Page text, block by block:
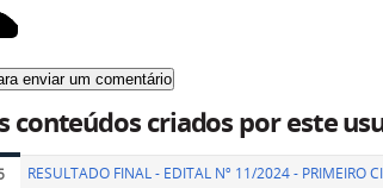
conteúdos criados por este
RESULTADO FINAL - EDITAL Nº 11/2024 - PRIMEIRO